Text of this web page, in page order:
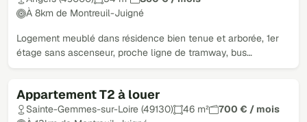
À 8km de Montreuil-Juigné
Logement meublé dans résidence bien tenue et arborée, 1er
étage sans ascenseur, proche ligne de tramway, bus…
Appartement T2 à louer
Sainte-Gemmes-sur-Loire (49130) 46 m²
700 € / mois